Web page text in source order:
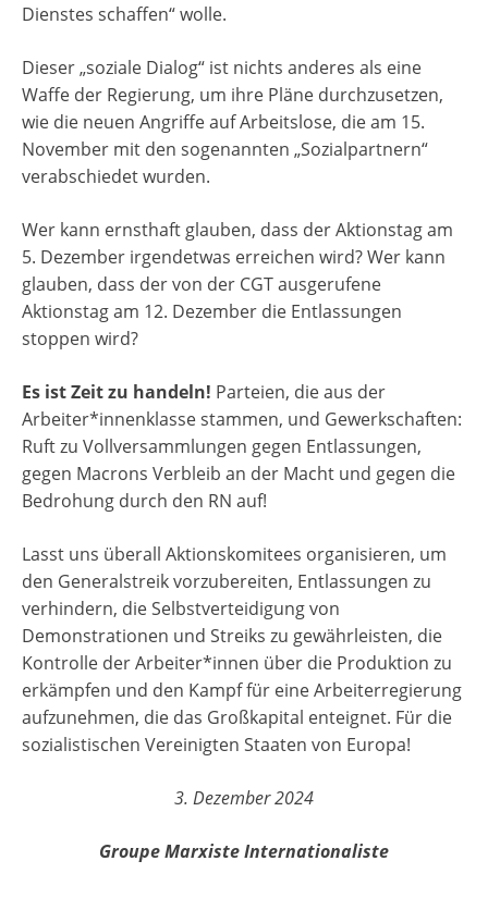
Dienstes schaffen“ wolle.
Dieser „soziale Dialog“ ist nichts anderes als eine
Waffe der Regierung, um ihre Pläne durchzusetzen,
wie die neuen Angriffe auf Arbeitslose, die am 15.
November mit den sogenannten „Sozialpartnern“
verabschiedet wurden.
Wer kann ernsthaft glauben, dass der Aktionstag am
5. Dezember irgendetwas erreichen wird? Wer kann
glauben, dass der von der CGT ausgerufene
Aktionstag am 12. Dezember die Entlassungen
stoppen wird?
Es ist Zeit zu handeln! Parteien, die aus der
Arbeiter*innenklasse stammen, und Gewerkschaften:
Ruft zu Vollversammlungen gegen Entlassungen,
gegen Macrons Verbleib an der Macht und gegen die
Bedrohung durch den RN auf!
Lasst uns überall Aktionskomitees organisieren, um
den Generalstreik vorzubereiten, Entlassungen zu
verhindern, die Selbstverteidigung von
Demonstrationen und Streiks zu gewährleisten, die
Kontrolle der Arbeiter*innen über die Produktion zu
erkämpfen und den Kampf für eine Arbeiterregierung
aufzunehmen, die das Großkapital enteignet. Für die
sozialistischen Vereinigten Staaten von Europa!
3. Dezember 2024
Groupe Marxiste Internationaliste